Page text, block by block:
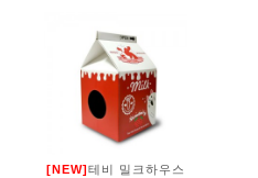
[NEW]테비 밀크하우스